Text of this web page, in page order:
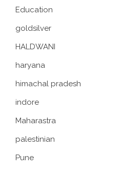
Education
goldsilver
HALDWANI
haryana
himachal pradesh
indore
Maharastra
palestinian
Pune